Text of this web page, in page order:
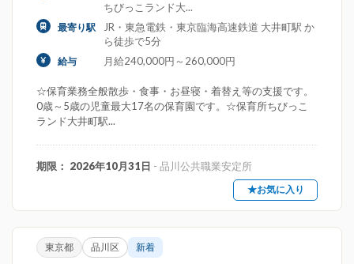
ちびっこランド大...
最寄り駅
JR・東急電鉄・東京臨海高速鉄道 大井町駅 か
ら徒歩で5分
給与 月給240,000円～260,000円
☆保育業務全般散歩・食事・お昼寝・着替え等の支援です。
0歳～5歳の児童最大17名の保育園です。☆保育所ちびっこ
ランド大井町駅...
期限： 2026年10月31日 - 品川公共職業安定所
★お気に入り
東京都 品川区 新着